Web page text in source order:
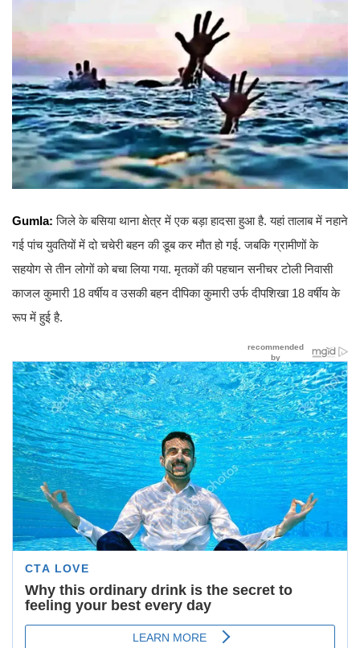
Gumla:जिले के बसिया थाना क्षेत्र में एक बड़ा हादसा हुआ है. यहां तालाब में नहाने
गई पांच युवतियों में दो चचेरी बहन की डूब कर मौत हो गई. जबकि ग्रामीणों के
सहयोग से तीन लोगों को बचा लिया गया. मृतकों की पहचान सनीचर टोली निवासी
काजल कुमारी 18 वर्षीय व उसकी बहन दीपिका कुमारी उर्फ दीपशिखा 18 वर्षीय के
रूप में हुई है.